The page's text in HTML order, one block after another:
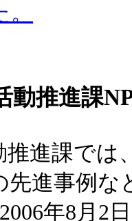
動推進課
進課では
先進事例
2006年8月2